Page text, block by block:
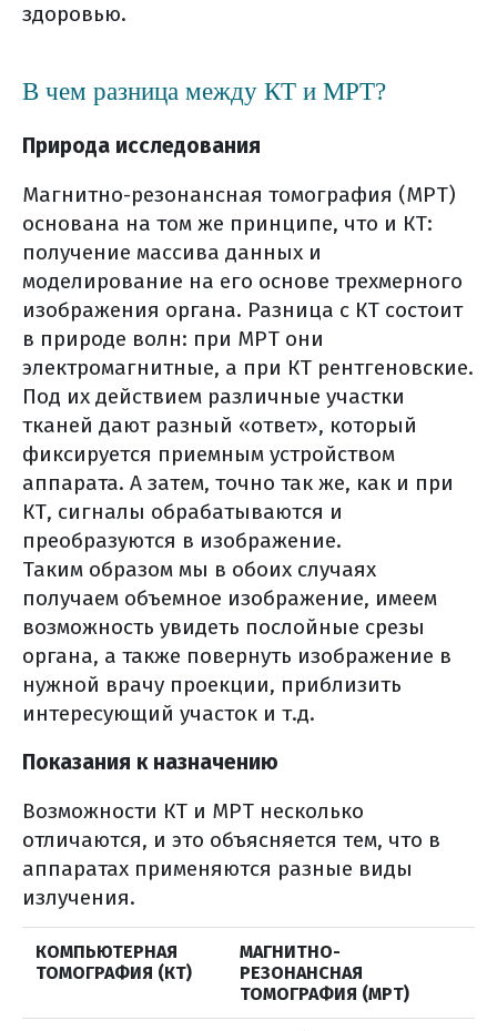
здоровью.
В чем разница между КТ и МРТ?
Природа исследования
Магнитно-резонансная томография (МРТ)
основана на том же принципе, что и КТ:
получение массива данных и
моделирование на его основе трехмерного
изображения органа. Разница с КТ состоит
в природе волн: при МРТ они
электромагнитные, а при КТ рентгеновские.
Под их действием различные участки
тканей дают разный «ответ», который
фиксируется приемным устройством
аппарата. А затем, точно так же, как и при
КТ, сигналы обрабатываются и
преобразуются в изображение.
Таким образом мы в обоих случаях
получаем объемное изображение, имеем
возможность увидеть послойные срезы
органа, а также повернуть изображение в
нужной врачу проекции, приблизить
интересующий участок и т.д.
Показания к назначению
Возможности КТ и МРТ несколько
отличаются, и это объясняется тем, что в
аппаратах применяются разные виды
излучения.
КОМПЬЮТЕРНАЯ
ТОМОГРАФИЯ (КТ)
МАГНИТНО-
РЕЗОНАНСНАЯ
ТОМОГРАФИЯ (МРТ)